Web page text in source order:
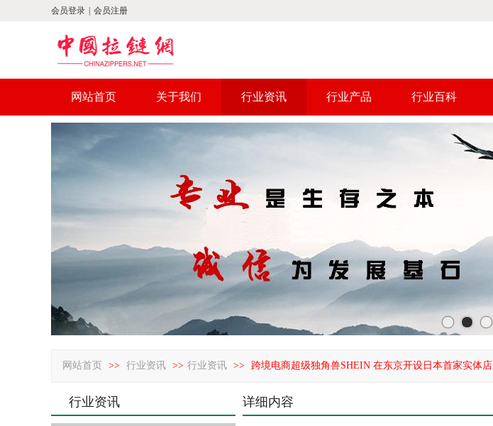
会员登录 会员注册
网站首页 关于我们 行业资讯 行业产品 行业百科
网站首页 >> 行业资讯 >> 行业资讯 >> 跨境电商超级独角兽SHEIN 在东京开设日本首家实体店
行业资讯 详细内容